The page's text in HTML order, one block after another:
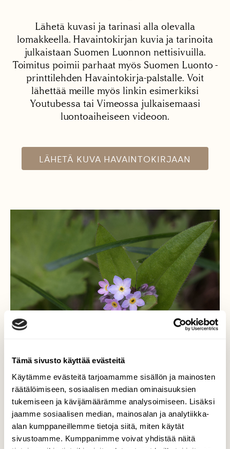
Tämä sivusto käyttää evästeitä
Käytämme evästeitä tarjoamamme sisällön ja mainosten
räätälöimiseen, sosiaalisen median ominaisuuksien
tukemiseen ja kävijämäärämme analysoimiseen. Lisäksi
jaamme sosiaalisen median, mainosalan ja analytiikka-
alan kumppaneillemme tietoja siitä, miten käytät
sivustoamme. Kumppanimme voivat yhdistää näitä
Lähetä kuvasi ja tarinasi alla olevalla
lomakkeella. Havaintokirjan kuvia ja tarinoita
julkaistaan Suomen Luonnon nettisivuilla.
Toimitus poimii parhaat myös Suomen Luonto -
printtilehden Havaintokirja-palstalle. Voit
lähettää meille myös linkin esimerkiksi
Youtubessa tai Vimeossa julkaisemaasi
luontoaiheiseen videoon.
LÄHETÄ KUVA HAVAINTOKIRJAAN
Lapinlemmikki ja linssilude